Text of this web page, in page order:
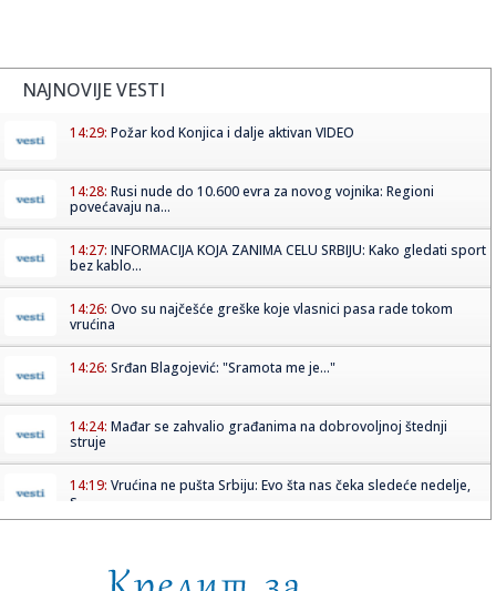
NAJNOVIJE VESTI
14:29: Požar kod Konjica i dalje aktivan VIDEO
14:28: Rusi nude do 10.600 evra za novog vojnika: Regioni
povećavaju na...
14:27: INFORMACIJA KOJA ZANIMA CELU SRBIJU: Kako gledati sport
bez kablo...
14:26: Ovo su najčešće greške koje vlasnici pasa rade tokom
vrućina
14:26: Srđan Blagojević: "Sramota me je..."
14:24: Mađar se zahvalio građanima na dobrovoljnoj štednji
struje
14:19: Vrućina ne pušta Srbiju: Evo šta nas čeka sledeće nedelje,
s...